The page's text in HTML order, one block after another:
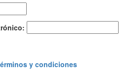
y condiciones